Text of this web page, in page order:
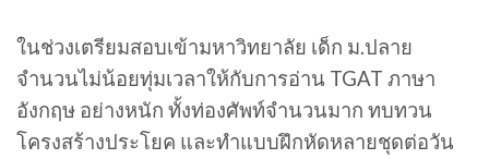
ในช่วงเตรียมสอบเข้ามหาวิทยาลัย เด็ก ม.ปลาย
จำนวนไม่น้อยทุ่มเวลาให้กับการอ่าน TGAT ภาษา
อังกฤษ อย่างหนัก ทั้งท่องศัพท์จำนวนมาก ทบทวน
โครงสร้างประโยค และทำแบบฝึกหัดหลายชุดต่อวัน